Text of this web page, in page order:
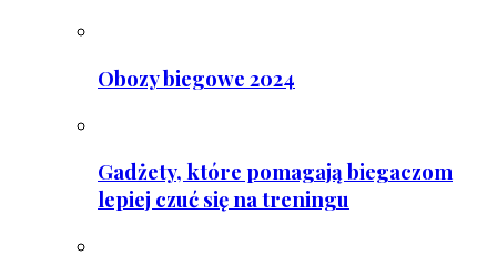
Obozy biegowe 2024
Gadżety, które pomagają biegaczom
lepiej czuć się na treningu